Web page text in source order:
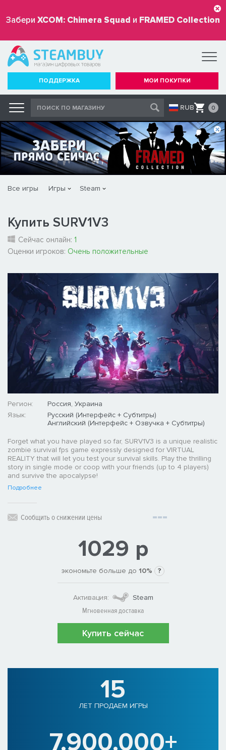
Забери XCOM: Chimera Squad и FRAMED Collection
бесплатно
ПОДДЕРЖКА МОИ ПОКУПКИ
RUB 0
Все игры Игры Steam
Купить SURV1V3
Сейчас онлайн: 1
Оценки игроков: Очень положительные
Регион:
Россия, Украина
Язык:
Русский (Интерфейс + Субтитры)
Английский (Интерфейс + Озвучка + Субтитры)
Forget what you have played so far, SURV1V3 is a unique realistic
zombie survival fps game expressly designed for VIRTUAL
REALITY that will let you test your survival skills. Play the thrilling
story in single mode or coop with your friends (up to 4 players)
and survive the apocalypse!
Подробнее
Сообщить о снижении цены
1029 р
экономьте больше до 10% ?
Активация:
Steam
Мгновенная доставка
Купить сейчас
15
ЛЕТ ПРОДАЕМ ИГРЫ
7.900.000+